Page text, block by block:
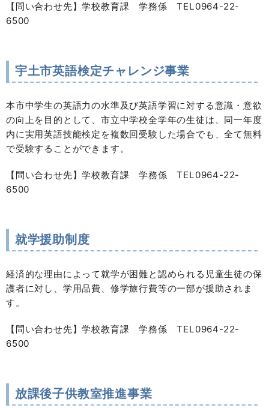
【問い合わせ先】学校教育課 学務係 TEL0964-22-
6500
宇土市英語検定チャレンジ事業
本市中学生の英語力の水準及び英語学習に対する意識・意欲
の向上を目的として、市立中学校全学年の生徒は、同一年度
内に実用英語技能検定を複数回受験した場合でも、全て無料
で受験することができます。
【問い合わせ先】学校教育課 学務係 TEL0964-22-
6500
就学援助制度
経済的な理由によって就学が困難と認められる児童生徒の保
護者に対し、学用品費、修学旅行費等の一部が援助されま
す。
【問い合わせ先】学校教育課 学務係 TEL0964-22-
6500
放課後子供教室推進事業